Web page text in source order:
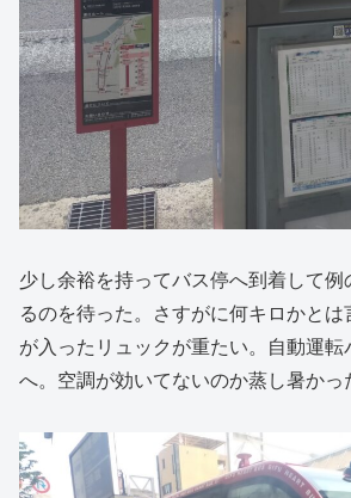
少し余裕を持ってバス停へ到着して
るのを待った。さすがに何キロかと
が入ったリュックが重たい。自動運
へ。空調が効いてないのか蒸し暑かっ